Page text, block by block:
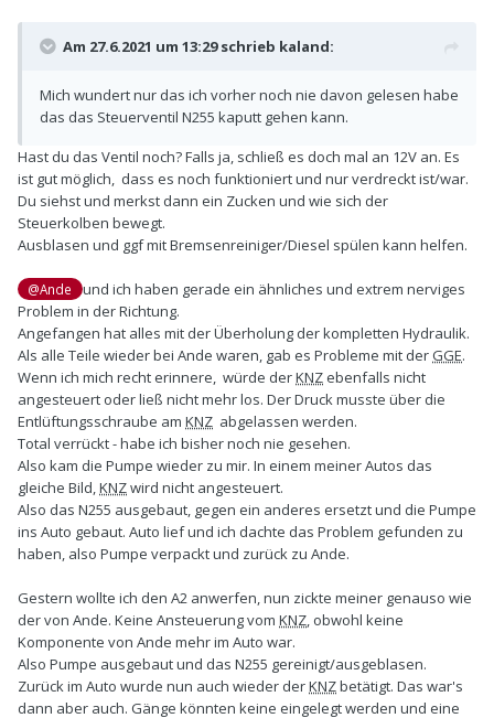
Am 27.6.2021 um 13:29 schrieb kaland:
Mich wundert nur das ich vorher noch nie davon gelesen habe
das das Steuerventil N255 kaputt gehen kann.
Hast du das Ventil noch? Falls ja, schließ es doch mal an 12V an. Es
ist gut möglich, dass es noch funktioniert und nur verdreckt ist/war.
Du siehst und merkst dann ein Zucken und wie sich der
Steuerkolben bewegt.
Ausblasen und ggf mit Bremsenreiniger/Diesel spülen kann helfen.
@Ande
und ich haben gerade ein ähnliches und extrem nerviges
Problem in der Richtung.
Angefangen hat alles mit der Überholung der kompletten Hydraulik.
Als alle Teile wieder bei Ande waren, gab es Probleme mit der GGE.
Wenn ich mich recht erinnere, würde derKNZ ebenfalls nicht
angesteuert oder ließ nicht mehr los. Der Druck musste über die
Entlüftungsschraube am KNZ abgelassen werden.
Total verrückt - habe ich bisher noch nie gesehen.
Also kam die Pumpe wieder zu mir. In einem meiner Autos das
gleiche Bild,KNZwird nicht angesteuert.
Also das N255 ausgebaut, gegen ein anderes ersetzt und die Pumpe
ins Auto gebaut. Auto lief und ich dachte das Problem gefunden zu
haben, also Pumpe verpackt und zurück zu Ande.
Gestern wollte ich den A2 anwerfen, nun zickte meiner genauso wie
der von Ande. Keine Ansteuerung vom KNZ, obwohl keine
Komponente von Ande mehr im Auto war.
Also Pumpe ausgebaut und das N255 gereinigt/ausgeblasen.
Zurück im Auto wurde nun auch wieder derKNZbetätigt. Das war's
dann aber auch. Gänge könnten keine eingelegt werden und eine